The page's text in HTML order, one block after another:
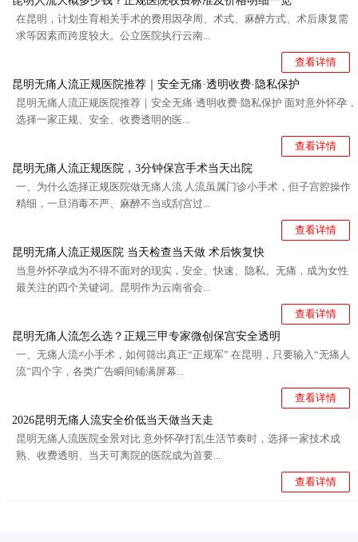
在昆明，计划生育相关手术的费用因孕周、术式、麻醉方式、术后康复需
求等因素而跨度较大。公立医院执行云南...
查看详情
昆明无痛人流正规医院推荐｜安全无痛·透明收费·隐私保护
昆明无痛人流正规医院推荐｜安全无痛·透明收费·隐私保护 面对意外怀孕，
选择一家正规、安全、收费透明的医...
查看详情
昆明无痛人流正规医院，3分钟保宫手术当天出院
一、为什么选择正规医院做无痛人流 人流虽属门诊小手术，但子宫腔操作
精细，一旦消毒不严、麻醉不当或刮宫过...
查看详情
昆明无痛人流正规医院 当天检查当天做 术后恢复快
当意外怀孕成为不得不面对的现实，安全、快速、隐私、无痛，成为女性
最关注的四个关键词。昆明作为云南省会...
查看详情
昆明无痛人流怎么选？正规三甲专家微创保宫安全透明
一、无痛人流≠小手术，如何筛出真正“正规军” 在昆明，只要输入“无痛人
流”四个字，各类广告瞬间铺满屏幕...
查看详情
2026昆明无痛人流安全价低当天做当天走
昆明无痛人流医院全景对比 意外怀孕打乱生活节奏时，选择一家技术成
熟、收费透明、当天可离院的医院成为首要...
查看详情